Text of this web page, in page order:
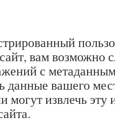
вам возможно
с
данные вашего
могут извлечь